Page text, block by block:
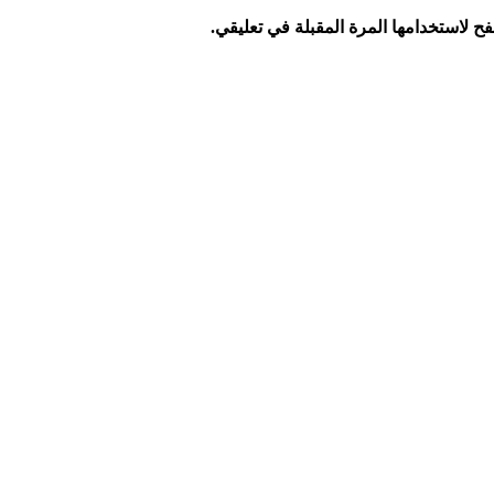
لاستخدامها المرة المقبلة في تعليقي.